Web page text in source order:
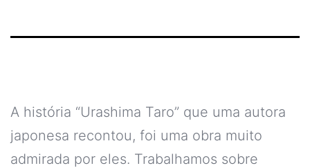
A história “Urashima Taro” que uma autora
japonesa recontou, foi uma obra muito
admirada por eles. Trabalhamos sobre